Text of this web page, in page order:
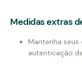
Medidas extras
Mantenha
autenticação